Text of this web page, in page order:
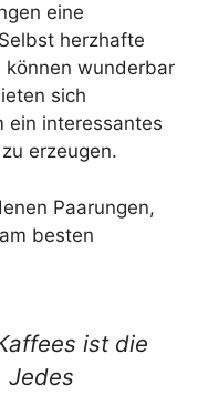
eine
herzhafte
können wunderbar
sich
ein interessantes
erzeugen.
Paarungen,
besten
ist die
Jedes